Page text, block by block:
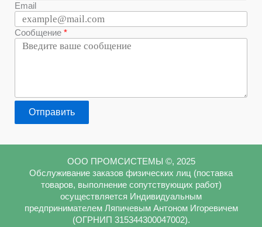
Email
Сообщение
Отправить
ООО ПРОМСИСТЕМЫ ©, 2025
Обслуживание заказов физических лиц (поставка
товаров, выполнение сопутствующих работ)
осуществляется Индивидуальным
предпринимателем Ляпичевым Антоном Игоревичем
(ОГРНИП 315344300047002).